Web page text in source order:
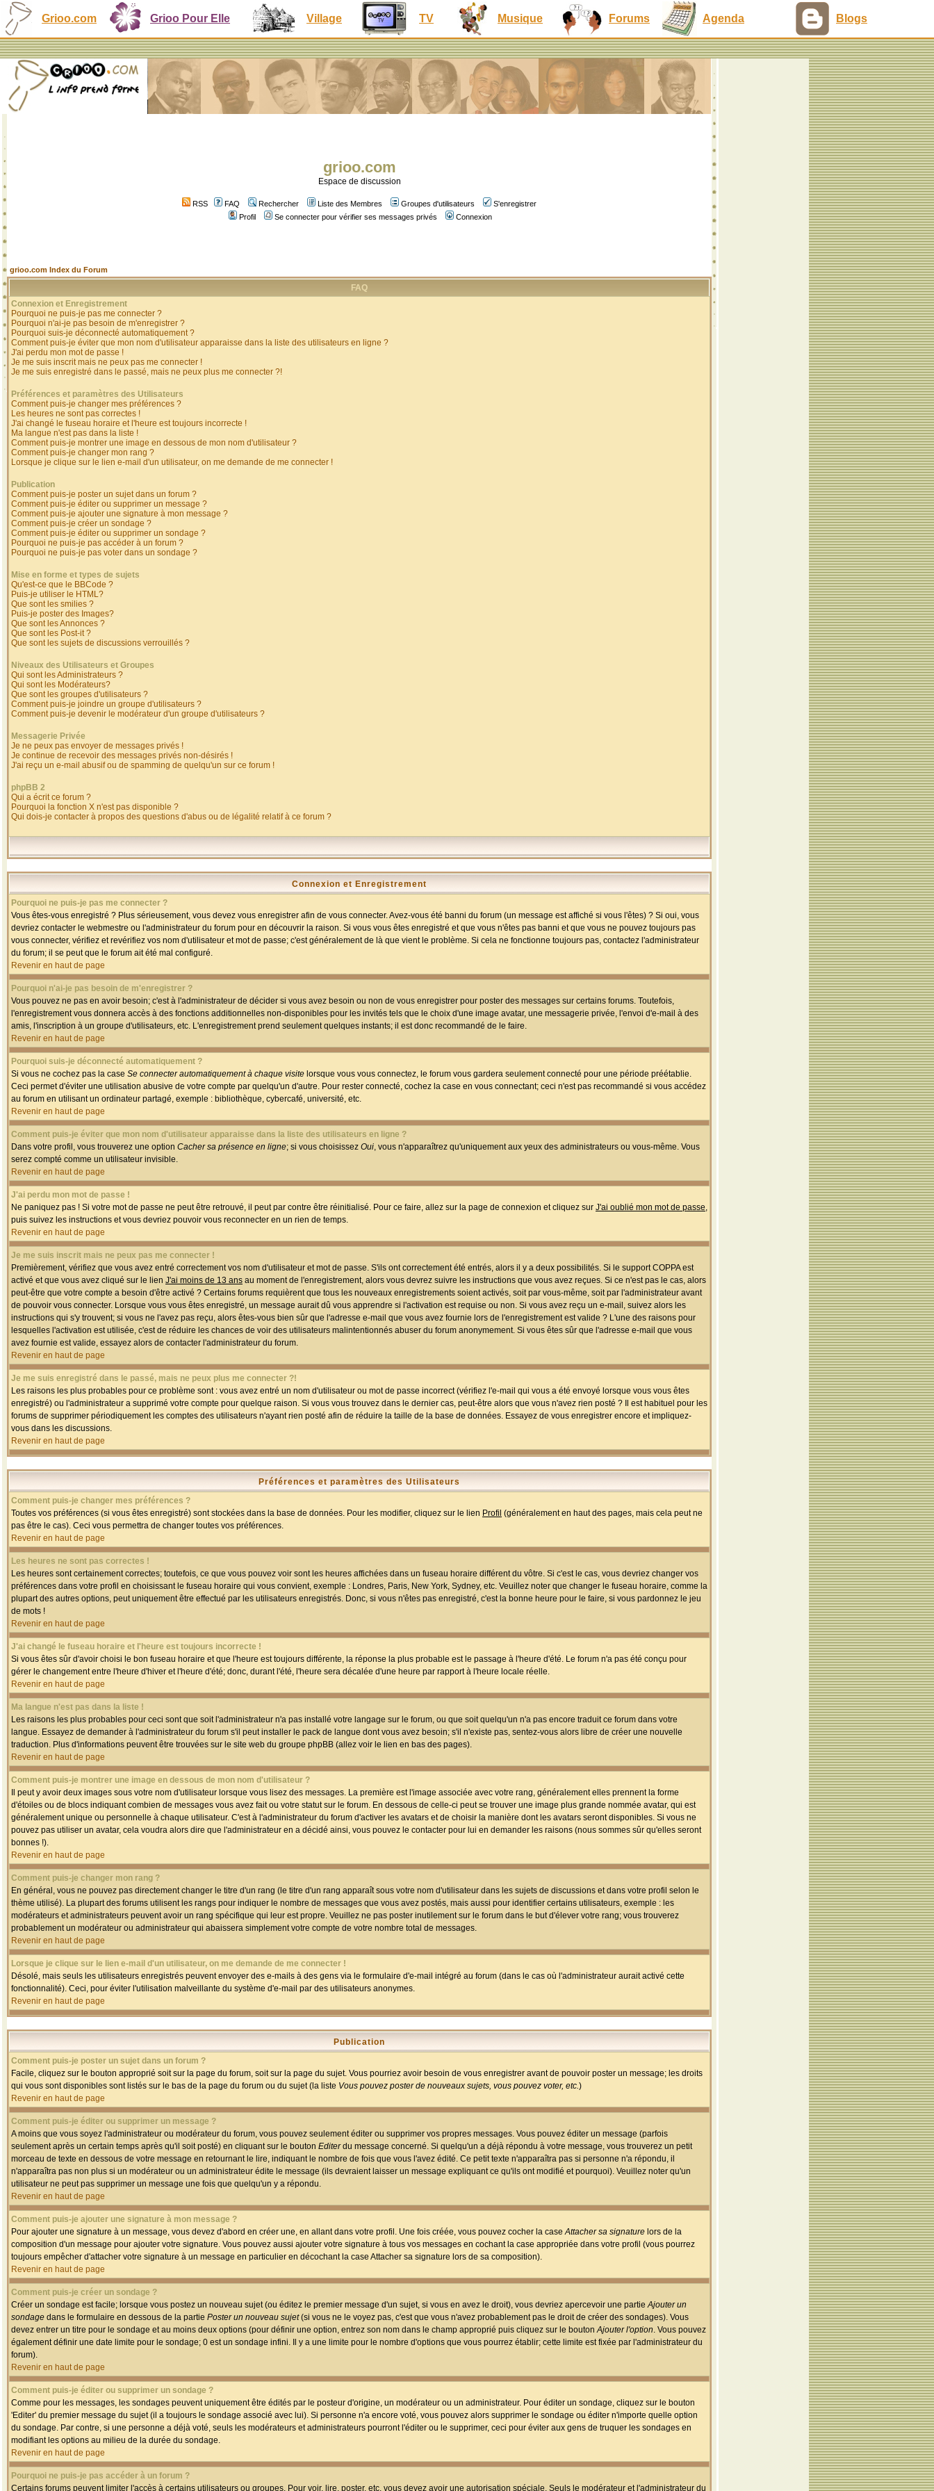
Grioo.com Grioo Pour Elle Village TV Musique Forums Agenda Blogs
grioo.com
Espace de discussion
RSS FAQ Rechercher Liste des Membres Groupes d'utilisateurs
S'enregistrer
Profil
Se connecter pour vérifier ses messages privés Connexion
grioo.com Index du Forum
FAQ
Connexion et Enregistrement
Pourquoi ne puis-je pas me connecter ?
Pourquoi n'ai-je pas besoin de m'enregistrer ?
Pourquoi suis-je déconnecté automatiquement ?
Comment puis-je éviter que mon nom d'utilisateur apparaisse dans la liste des utilisateurs en ligne ?
J'ai perdu mon mot de passe !
Je me suis inscrit mais ne peux pas me connecter !
Je me suis enregistré dans le passé, mais ne peux plus me connecter ?!
Préférences et paramètres des Utilisateurs
Comment puis-je changer mes préférences ?
Les heures ne sont pas correctes !
J'ai changé le fuseau horaire et l'heure est toujours incorrecte !
Ma langue n'est pas dans la liste !
Comment puis-je montrer une image en dessous de mon nom d'utilisateur ?
Comment puis-je changer mon rang ?
Lorsque je clique sur le lien e-mail d'un utilisateur, on me demande de me connecter !
Publication
Comment puis-je poster un sujet dans un forum ?
Comment puis-je éditer ou supprimer un message ?
Comment puis-je ajouter une signature à mon message ?
Comment puis-je créer un sondage ?
Comment puis-je éditer ou supprimer un sondage ?
Pourquoi ne puis-je pas accéder à un forum ?
Pourquoi ne puis-je pas voter dans un sondage ?
Mise en forme et types de sujets
Qu'est-ce que le BBCode ?
Puis-je utiliser le HTML?
Que sont les smilies ?
Puis-je poster des Images?
Que sont les Annonces ?
Que sont les Post-it ?
Que sont les sujets de discussions verrouillés ?
Niveaux des Utilisateurs et Groupes
Qui sont les Administrateurs ?
Qui sont les Modérateurs?
Que sont les groupes d'utilisateurs ?
Comment puis-je joindre un groupe d'utilisateurs ?
Comment puis-je devenir le modérateur d'un groupe d'utilisateurs ?
Messagerie Privée
Je ne peux pas envoyer de messages privés !
Je continue de recevoir des messages privés non-désirés !
J'ai reçu un e-mail abusif ou de spamming de quelqu'un sur ce forum !
phpBB 2
Qui a écrit ce forum ?
Pourquoi la fonction X n'est pas disponible ?
Qui dois-je contacter à propos des questions d'abus ou de légalité relatif à ce forum ?
Connexion et Enregistrement
Pourquoi ne puis-je pas me connecter ?
Vous êtes-vous enregistré ? Plus sérieusement, vous devez vous enregistrer afin de vous connecter. Avez-vous été banni du forum (un message est affiché si vous l'êtes) ? Si oui, vous
devriez contacter le webmestre ou l'administrateur du forum pour en découvrir la raison. Si vous vous êtes enregistré et que vous n'êtes pas banni et que vous ne pouvez toujours pas
vous connecter, vérifiez et revérifiez vos nom d'utilisateur et mot de passe; c'est généralement de là que vient le problème. Si cela ne fonctionne toujours pas, contactez l'administrateur
du forum; il se peut que le forum ait été mal configuré.
Revenir en haut de page
Pourquoi n'ai-je pas besoin de m'enregistrer ?
Vous pouvez ne pas en avoir besoin; c'est à l'administrateur de décider si vous avez besoin ou non de vous enregistrer pour poster des messages sur certains forums. Toutefois,
l'enregistrement vous donnera accès à des fonctions additionnelles non-disponibles pour les invités tels que le choix d'une image avatar, une messagerie privée, l'envoi d'e-mail à des
amis, l'inscription à un groupe d'utilisateurs, etc. L'enregistrement prend seulement quelques instants; il est donc recommandé de le faire.
Revenir en haut de page
Pourquoi suis-je déconnecté automatiquement ?
Si vous ne cochez pas la case Se connecter automatiquement à chaque visite lorsque vous vous connectez, le forum vous gardera seulement connecté pour une période préétablie.
Ceci permet d'éviter une utilisation abusive de votre compte par quelqu'un d'autre. Pour rester connecté, cochez la case en vous connectant; ceci n'est pas recommandé si vous accédez
au forum en utilisant un ordinateur partagé, exemple : bibliothèque, cybercafé, université, etc.
Revenir en haut de page
Comment puis-je éviter que mon nom d'utilisateur apparaisse dans la liste des utilisateurs en ligne ?
Dans votre profil, vous trouverez une option Cacher sa présence en ligne; si vous choisissez Oui, vous n'apparaîtrez qu'uniquement aux yeux des administrateurs ou vous-même. Vous
serez compté comme un utilisateur invisible.
Revenir en haut de page
J'ai perdu mon mot de passe !
Ne paniquez pas ! Si votre mot de passe ne peut être retrouvé, il peut par contre être réinitialisé. Pour ce faire, allez sur la page de connexion et cliquez sur J'ai oublié mon mot de passe,
puis suivez les instructions et vous devriez pouvoir vous reconnecter en un rien de temps.
Revenir en haut de page
Je me suis inscrit mais ne peux pas me connecter !
Premièrement, vérifiez que vous avez entré correctement vos nom d'utilisateur et mot de passe. S'ils ont correctement été entrés, alors il y a deux possibilités. Si le support COPPA est
activé et que vous avez cliqué sur le lien J'ai moins de 13 ans au moment de l'enregistrement, alors vous devrez suivre les instructions que vous avez reçues. Si ce n'est pas le cas, alors
peut-être que votre compte a besoin d'être activé ? Certains forums requièrent que tous les nouveaux enregistrements soient activés, soit par vous-même, soit par l'administrateur avant
de pouvoir vous connecter. Lorsque vous vous êtes enregistré, un message aurait dû vous apprendre si l'activation est requise ou non. Si vous avez reçu un e-mail, suivez alors les
instructions qui s'y trouvent; si vous ne l'avez pas reçu, alors êtes-vous bien sûr que l'adresse e-mail que vous avez fournie lors de l'enregistrement est valide ? L'une des raisons pour
lesquelles l'activation est utilisée, c'est de réduire les chances de voir des utilisateurs malintentionnés abuser du forum anonymement. Si vous êtes sûr que l'adresse e-mail que vous
avez fournie est valide, essayez alors de contacter l'administrateur du forum.
Revenir en haut de page
Je me suis enregistré dans le passé, mais ne peux plus me connecter ?!
Les raisons les plus probables pour ce problème sont : vous avez entré un nom d'utilisateur ou mot de passe incorrect (vérifiez l'e-mail qui vous a été envoyé lorsque vous vous êtes
enregistré) ou l'administrateur a supprimé votre compte pour quelque raison. Si vous vous trouvez dans le dernier cas, peut-être alors que vous n'avez rien posté ? Il est habituel pour les
forums de supprimer périodiquement les comptes des utilisateurs n'ayant rien posté afin de réduire la taille de la base de données. Essayez de vous enregistrer encore et impliquez-
vous dans les discussions.
Revenir en haut de page
Préférences et paramètres des Utilisateurs
Comment puis-je changer mes préférences ?
Toutes vos préférences (si vous êtes enregistré) sont stockées dans la base de données. Pour les modifier, cliquez sur le lien Profil (généralement en haut des pages, mais cela peut ne
pas être le cas). Ceci vous permettra de changer toutes vos préférences.
Revenir en haut de page
Les heures ne sont pas correctes !
Les heures sont certainement correctes; toutefois, ce que vous pouvez voir sont les heures affichées dans un fuseau horaire différent du vôtre. Si c'est le cas, vous devriez changer vos
préférences dans votre profil en choisissant le fuseau horaire qui vous convient, exemple : Londres, Paris, New York, Sydney, etc. Veuillez noter que changer le fuseau horaire, comme la
plupart des autres options, peut uniquement être effectué par les utilisateurs enregistrés. Donc, si vous n'êtes pas enregistré, c'est la bonne heure pour le faire, si vous pardonnez le jeu
de mots !
Revenir en haut de page
J'ai changé le fuseau horaire et l'heure est toujours incorrecte !
Si vous êtes sûr d'avoir choisi le bon fuseau horaire et que l'heure est toujours différente, la réponse la plus probable est le passage à l'heure d'été. Le forum n'a pas été conçu pour
gérer le changement entre l'heure d'hiver et l'heure d'été; donc, durant l'été, l'heure sera décalée d'une heure par rapport à l'heure locale réelle.
Revenir en haut de page
Ma langue n'est pas dans la liste !
Les raisons les plus probables pour ceci sont que soit l'administrateur n'a pas installé votre langage sur le forum, ou que soit quelqu'un n'a pas encore traduit ce forum dans votre
langue. Essayez de demander à l'administrateur du forum s'il peut installer le pack de langue dont vous avez besoin; s'il n'existe pas, sentez-vous alors libre de créer une nouvelle
traduction. Plus d'informations peuvent être trouvées sur le site web du groupe phpBB (allez voir le lien en bas des pages).
Revenir en haut de page
Comment puis-je montrer une image en dessous de mon nom d'utilisateur ?
Il peut y avoir deux images sous votre nom d'utilisateur lorsque vous lisez des messages. La première est l'image associée avec votre rang, généralement elles prennent la forme
d'étoiles ou de blocs indiquant combien de messages vous avez fait ou votre statut sur le forum. En dessous de celle-ci peut se trouver une image plus grande nommée avatar, qui est
généralement unique ou personnelle à chaque utilisateur. C'est à l'administrateur du forum d'activer les avatars et de choisir la manière dont les avatars seront disponibles. Si vous ne
pouvez pas utiliser un avatar, cela voudra alors dire que l'administrateur en a décidé ainsi, vous pouvez le contacter pour lui en demander les raisons (nous sommes sûr qu'elles seront
bonnes !).
Revenir en haut de page
Comment puis-je changer mon rang ?
En général, vous ne pouvez pas directement changer le titre d'un rang (le titre d'un rang apparaît sous votre nom d'utilisateur dans les sujets de discussions et dans votre profil selon le
thème utilisé). La plupart des forums utilisent les rangs pour indiquer le nombre de messages que vous avez postés, mais aussi pour identifier certains utilisateurs, exemple : les
modérateurs et administrateurs peuvent avoir un rang spécifique qui leur est propre. Veuillez ne pas poster inutilement sur le forum dans le but d'élever votre rang; vous trouverez
probablement un modérateur ou administrateur qui abaissera simplement votre compte de votre nombre total de messages.
Revenir en haut de page
Lorsque je clique sur le lien e-mail d'un utilisateur, on me demande de me connecter !
Désolé, mais seuls les utilisateurs enregistrés peuvent envoyer des e-mails à des gens via le formulaire d'e-mail intégré au forum (dans le cas où l'administrateur aurait activé cette
fonctionnalité). Ceci, pour éviter l'utilisation malveillante du système d'e-mail par des utilisateurs anonymes.
Revenir en haut de page
Publication
Comment puis-je poster un sujet dans un forum ?
Facile, cliquez sur le bouton approprié soit sur la page du forum, soit sur la page du sujet. Vous pourriez avoir besoin de vous enregistrer avant de pouvoir poster un message; les droits
qui vous sont disponibles sont listés sur le bas de la page du forum ou du sujet (la liste Vous pouvez poster de nouveaux sujets, vous pouvez voter, etc.)
Revenir en haut de page
Comment puis-je éditer ou supprimer un message ?
A moins que vous soyez l'administrateur ou modérateur du forum, vous pouvez seulement éditer ou supprimer vos propres messages. Vous pouvez éditer un message (parfois
seulement après un certain temps après qu'il soit posté) en cliquant sur le bouton Editerdu message concerné. Si quelqu'un a déjà répondu à votre message, vous trouverez un petit
morceau de texte en dessous de votre message en retournant le lire, indiquant le nombre de fois que vous l'avez édité. Ce petit texte n'apparaîtra pas si personne n'a répondu, il
n'apparaîtra pas non plus si un modérateur ou un administrateur édite le message (ils devraient laisser un message expliquant ce qu'ils ont modifié et pourquoi). Veuillez noter qu'un
utilisateur ne peut pas supprimer un message une fois que quelqu'un y a répondu.
Revenir en haut de page
Comment puis-je ajouter une signature à mon message ?
Pour ajouter une signature à un message, vous devez d'abord en créer une, en allant dans votre profil. Une fois créée, vous pouvez cocher la caseAttacher sa signature lors de la
composition d'un message pour ajouter votre signature. Vous pouvez aussi ajouter votre signature à tous vos messages en cochant la case appropriée dans votre profil (vous pourrez
toujours empêcher d'attacher votre signature à un message en particulier en décochant la case Attacher sa signature lors de sa composition).
Revenir en haut de page
Comment puis-je créer un sondage ?
Créer un sondage est facile; lorsque vous postez un nouveau sujet (ou éditez le premier message d'un sujet, si vous en avez le droit), vous devriez apercevoir une partieAjouter un
sondage dans le formulaire en dessous de la partie Poster un nouveau sujet(si vous ne le voyez pas, c'est que vous n'avez probablement pas le droit de créer des sondages). Vous
devez entrer un titre pour le sondage et au moins deux options (pour définir une option, entrez son nom dans le champ approprié puis cliquez sur le boutonAjouter l'option. Vous pouvez
également définir une date limite pour le sondage; 0 est un sondage infini. Il y a une limite pour le nombre d'options que vous pourrez établir; cette limite est fixée par l'administrateur du
forum).
Revenir en haut de page
Comment puis-je éditer ou supprimer un sondage ?
Comme pour les messages, les sondages peuvent uniquement être édités par le posteur d'origine, un modérateur ou un administrateur. Pour éditer un sondage, cliquez sur le bouton
'Editer' du premier message du sujet (il a toujours le sondage associé avec lui). Si personne n'a encore voté, vous pouvez alors supprimer le sondage ou éditer n'importe quelle option
du sondage. Par contre, si une personne a déjà voté, seuls les modérateurs et administrateurs pourront l'éditer ou le supprimer, ceci pour éviter aux gens de truquer les sondages en
modifiant les options au milieu de la durée du sondage.
Revenir en haut de page
Pourquoi ne puis-je pas accéder à un forum ?
Certains forums peuvent limiter l'accès à certains utilisateurs ou groupes. Pour voir, lire, poster, etc. vous devez avoir une autorisation spéciale. Seuls le modérateur et l'administrateur du